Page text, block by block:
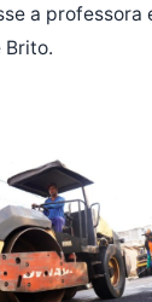
a professora
Brito.